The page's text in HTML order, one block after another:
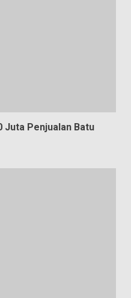
Juta Penjualan Batu